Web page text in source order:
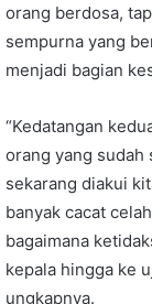
orang berdosa,
sempurna yang
menjadi bagian
“Kedatangan
orang yang sudah
sekarang diakui
banyak cacat
bagaimana
kepala hingga ke
ungkapnya.